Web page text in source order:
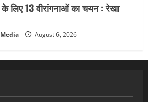
के लिए 13 वीरांगनाओं का चयन : रेखा
August 6, 2026